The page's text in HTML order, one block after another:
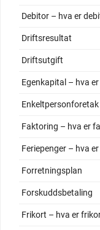
Debitor – hva er
Driftsresultat
Driftsutgift
Egenkapital – hva
Enkeltpersonforetak
Faktoring – hva er
Feriepenger – hva
Forretningsplan
Forskuddsbetaling
Frikort – hva er